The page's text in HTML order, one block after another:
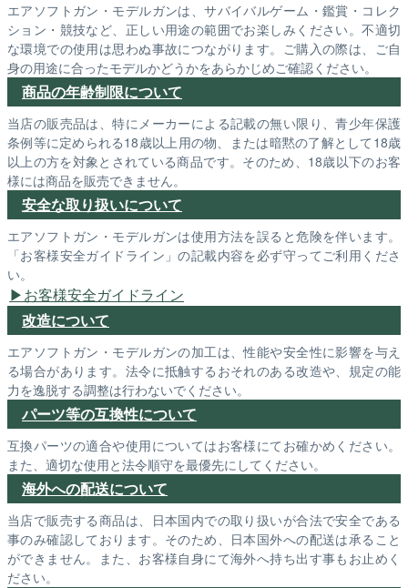
エアソフトガン・モデルガンは、サバイバルゲーム・鑑賞・コレク
ション・競技など、正しい用途の範囲でお楽しみください。不適切
な環境での使用は思わぬ事故につながります。ご購入の際は、ご自
身の用途に合ったモデルかどうかをあらかじめご確認ください。
商品の年齢制限について
当店の販売品は、特にメーカーによる記載の無い限り、青少年保護
条例等に定められる18歳以上用の物、または暗黙の了解として18歳
以上の方を対象とされている商品です。そのため、18歳以下のお客
様には商品を販売できません。
安全な取り扱いについて
エアソフトガン・モデルガンは使用方法を誤ると危険を伴います。
「お客様安全ガイドライン」の記載内容を必ず守ってご利用くださ
い。
お客様安全ガイドライン
改造について
エアソフトガン・モデルガンの加工は、性能や安全性に影響を与え
る場合があります。法令に抵触するおそれのある改造や、規定の能
力を逸脱する調整は行わないでください。
パーツ等の互換性について
互換パーツの適合や使用についてはお客様にてお確かめください。
また、適切な使用と法令順守を最優先にしてください。
海外への配送について
当店で販売する商品は、日本国内での取り扱いが合法で安全である
事のみ確認しております。そのため、日本国外への配送は承ること
ができません。また、お客様自身にて海外へ持ち出す事もお止めく
ださい。